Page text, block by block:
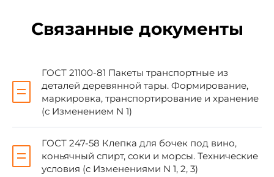
Республика Таджикистан
Туркменистан
Украина
Связанные документы
ГОСТ 21100-81 Пакеты транспортные из
деталей деревянной тары. Формирование,
маркировка, транспортирование и хранение
(с Изменением N 1)
ГОСТ 247-58 Клепка для бочек под вино,
коньячный спирт, соки и морсы. Технические
условия (с Изменениями N 1, 2, 3)